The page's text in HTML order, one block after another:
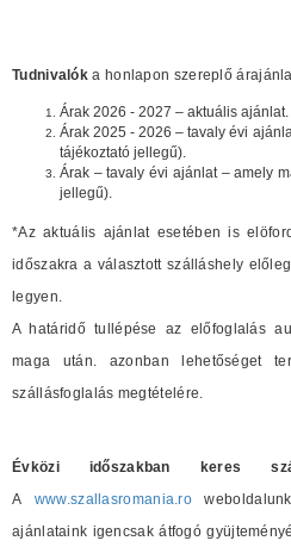
Tudnivalók a honlapon szereplő
Árak 2026 - 2027 – aktuális ajánlat.
Árak 2025 - 2026 – tavaly évi
tájékoztató jellegű).
Árak – tavaly évi ajánlat – amely
jellegű).
*Az aktuális ajánlat esetében is
időszakra a választott szálláshely
legyen.
A határidő tullépése az előfoglalás
maga után. azonban lehetőséget
szállásfoglalás megtételére.
Évközi időszakban keres
A www.szallasromania.ro
ajánlataink igencsak átfogó